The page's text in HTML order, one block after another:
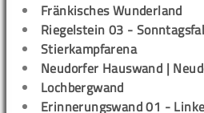
Fränkisches Wunderland
Riegelstein 03 -
Stierkampfarena
Neudorfer Hauswand |
Lochbergwand
Erinnerungswand 01 -